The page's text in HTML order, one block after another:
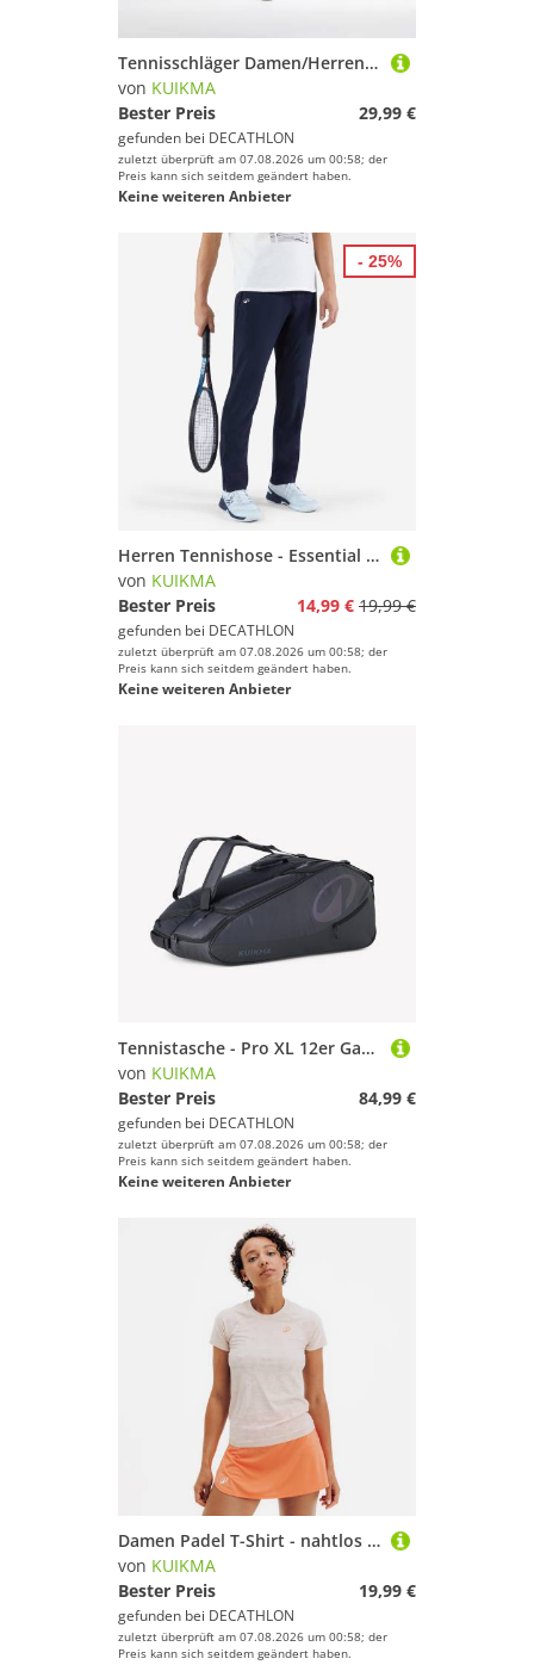
Tennisschläger Damen/Herren - Artengo Easy blau/weiß
von KUIKMA
Bester Preis
29,99 €
gefunden bei DECATHLON
zuletzt überprüft am 07.08.2026 um 00:58; der
Preis kann sich seitdem geändert haben.
Keine weiteren Anbieter
Herren Tennishose - Essential marineblau
von KUIKMA
Bester Preis
14,99 € 19,99 €
gefunden bei DECATHLON
zuletzt überprüft am 07.08.2026 um 00:58; der
Preis kann sich seitdem geändert haben.
Keine weiteren Anbieter
- 25%
Tennistasche - Pro XL 12er Gaël Monfils schwarz
von KUIKMA
Bester Preis
84,99 €
gefunden bei DECATHLON
zuletzt überprüft am 07.08.2026 um 00:58; der
Preis kann sich seitdem geändert haben.
Keine weiteren Anbieter
Damen Padel T-Shirt - nahtlos leicht beige
von KUIKMA
Bester Preis
19,99 €
gefunden bei DECATHLON
zuletzt überprüft am 07.08.2026 um 00:58; der
Preis kann sich seitdem geändert haben.